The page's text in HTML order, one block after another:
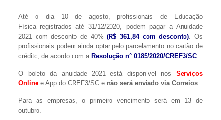
Até o dia 10 de agosto, profissionais de Educação
Física registrados até 31/12/2020, podem pagar a Anuidade
2021 com desconto de 40%(R$ 361,84 com desconto) . Os
profissionais podem ainda optar pelo parcelamento no cartão de
crédito, de acordo com a Resolução n° 0185/2020/CREF3/SC
O boleto da anuidade 2021 está disponível nos Serviços
Online e App do CREF3/SC e não será enviado via Correios
Para as empresas, o primeiro vencimento será em 13 de
outubro.